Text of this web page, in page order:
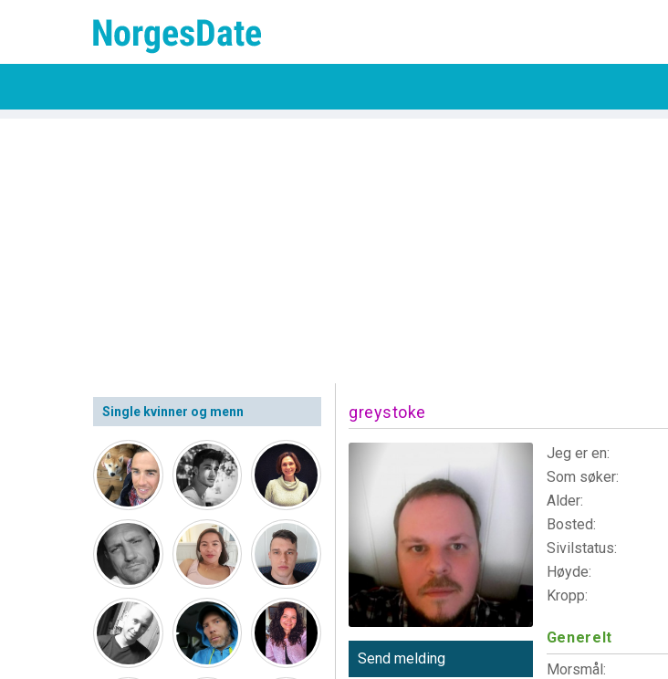
Single kvinner og menn greystoke
Send melding
Jeg er en:
Som søker:
Alder:
Bosted:
Sivilstatus:
Høyde:
Kropp:
Generelt
Morsmål: